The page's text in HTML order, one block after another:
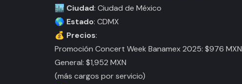
🏙️ Ciudad: Ciudad de México
🌎 Estado: CDMX
💰 Precios:
Promoción Concert Week Banamex 2025: $976 MXN
General: $1,952 MXN
(más cargos por servicio)